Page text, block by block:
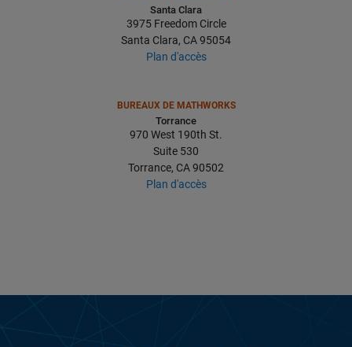
Santa Clara
3975 Freedom Circle
Santa Clara, CA 95054
Plan d'accès
BUREAUX DE MATHWORKS
Torrance
970 West 190th St.
Suite 530
Torrance, CA 90502
Plan d'accès